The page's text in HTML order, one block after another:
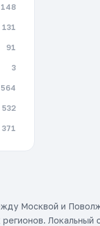
148
131
91
3
564
532
371
Москвой и
Локальный